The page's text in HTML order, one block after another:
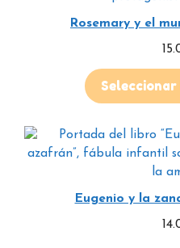
Rosemary y el
Eugenio y la